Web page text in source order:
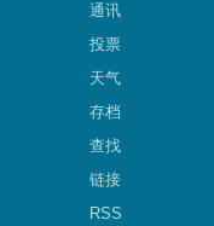
通讯
投票
天气
存档
查找
链接
RSS